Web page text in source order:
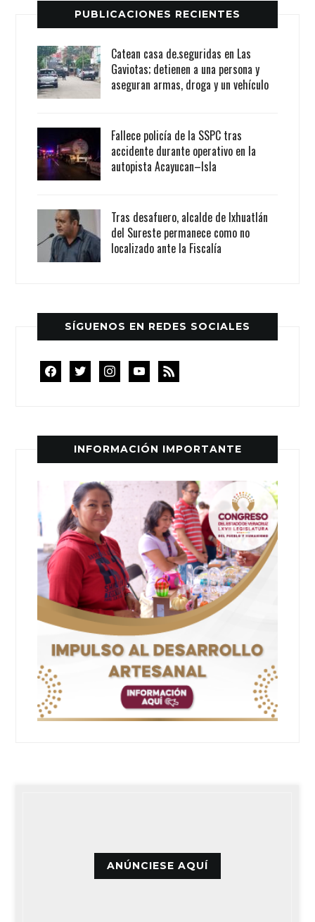
PUBLICACIONES RECIENTES
Catean casa de.seguridas en Las
Gaviotas; detienen a una persona y
aseguran armas, droga y un vehículo
Fallece policía de la SSPC tras
accidente durante operativo en la
autopista Acayucan–Isla
Tras desafuero, alcalde de Ixhuatlán
del Sureste permanece como no
localizado ante la Fiscalía
SÍGUENOS EN REDES SOCIALES
facebooktwitterinstagramyoutube
rss
INFORMACIÓN IMPORTANTE
ANÚNCIESE AQUÍ